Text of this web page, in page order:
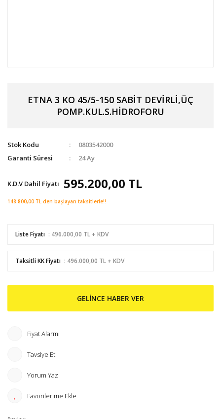
ETNA 3 KO 45/5-150 SABİT DEVİRLİ,ÜÇ
POMP.KUL.S.HİDROFORU
Stok Kodu
0803542000
Garanti Süresi
24 Ay
K.D.V Dahil Fiyatı 595.200,00 TL
148.800,00 TL den başlayan taksitlerle!!
Liste Fiyatı : 496.000,00 TL + KDV
Taksitli KK Fiyatı : 496.000,00 TL + KDV
GELİNCE HABER VER
Fiyat Alarmı
Tavsiye Et
Yorum Yaz